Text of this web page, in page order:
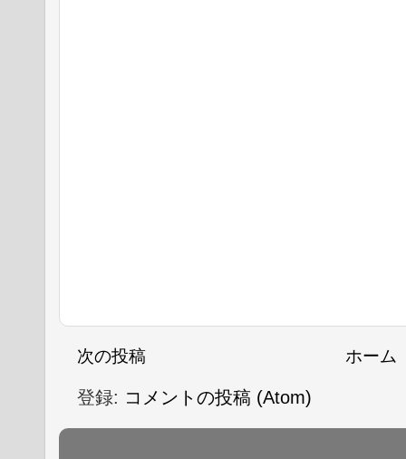
次の投稿 ホーム
登録: コメントの投稿 (Atom)